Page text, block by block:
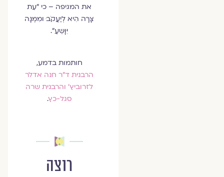
את המגיפה – כי "עֵת
צָּרָּה הִיא לְיַעֲקֹב ּומִמֶּנָּה
יִּוָּשֵעַ".
חותמות בדמע,
הרבנית ד"ר חנה אדלר
לזרוביץ' והרבנית שרה
סגל-כץ.
רוצה